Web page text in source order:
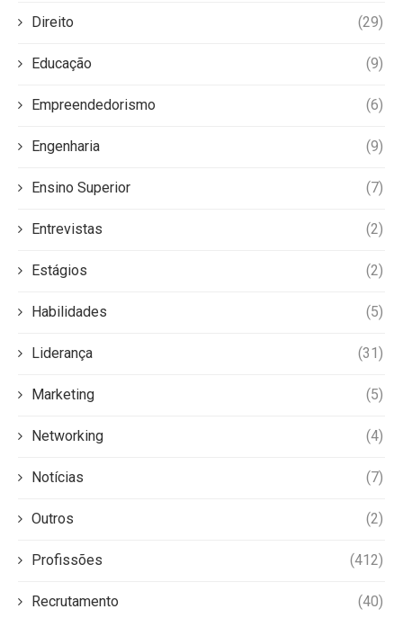
Direito (29)
Educação (9)
Empreendedorismo (6)
Engenharia (9)
Ensino Superior (7)
Entrevistas (2)
Estágios (2)
Habilidades (5)
Liderança (31)
Marketing (5)
Networking (4)
Notícias (7)
Outros (2)
Profissões (412)
Recrutamento (40)